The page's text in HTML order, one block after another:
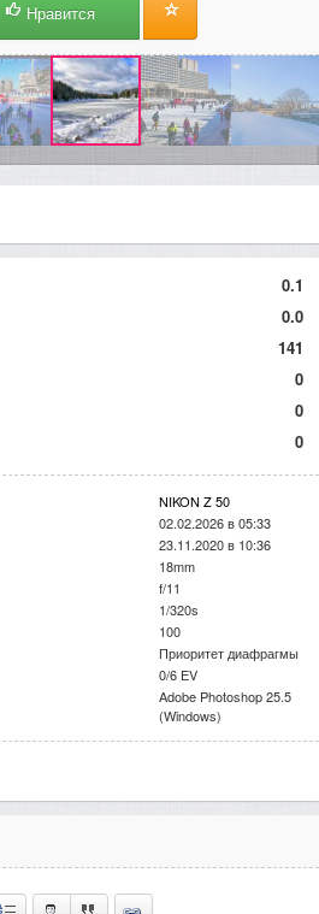
Нравится
0.1
0.0
141
0
0
0
NIKON Z 50
02.02.2026 в 05:33
23.11.2020 в 10:36
18mm
f/11
1/320s
100
Приоритет диафрагмы
0/6 EV
Adobe Photoshop 25.5
(Windows)